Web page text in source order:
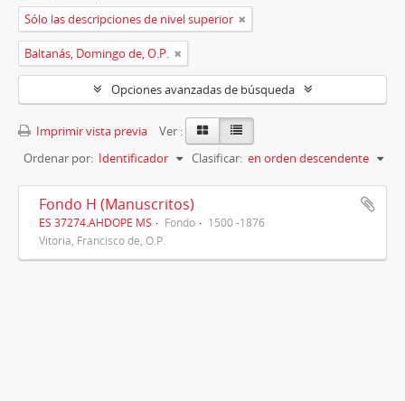
Sólo las descripciones de nivel superior
Baltanás, Domingo de, O.P.
Opciones avanzadas de búsqueda
Imprimir vista previa
Ver :
Ordenar por: Identificador Clasificar: en orden descendente
Fondo H (Manuscritos)
ES 37274.AHDOPE MS Fondo
1500 -1876
Vitoria, Francisco de, O.P.